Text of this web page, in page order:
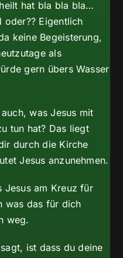
hat bla bla bla…
Eigentlich
keine Begeisterung,
als
gern übers Wasser
was Jesus mit
tun hat? Das liegt
durch die Kirche
Jesus anzunehmen.
Jesus am Kreuz für
was das für dich
weg.
ist dass du deine